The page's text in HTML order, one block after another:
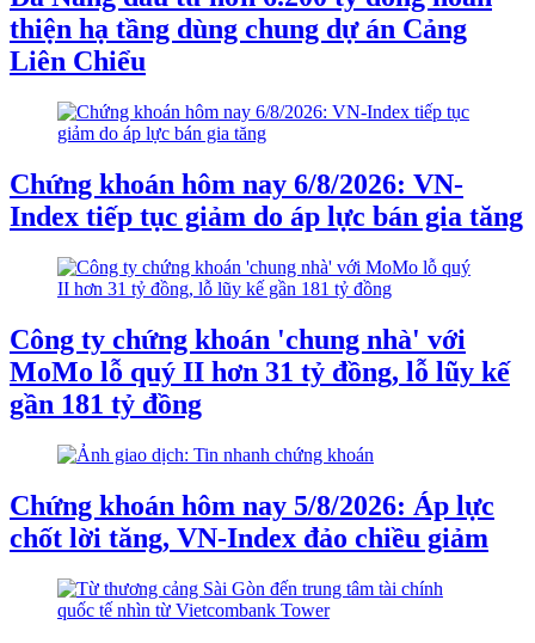
thiện hạ tầng dùng chung dự án Cảng
Liên Chiểu
Chứng khoán hôm nay 6/8/2026: VN-
Index tiếp tục giảm do áp lực bán gia tăng
Công ty chứng khoán 'chung nhà' với
MoMo lỗ quý II hơn 31 tỷ đồng, lỗ lũy kế
gần 181 tỷ đồng
Chứng khoán hôm nay 5/8/2026: Áp lực
chốt lời tăng, VN-Index đảo chiều giảm